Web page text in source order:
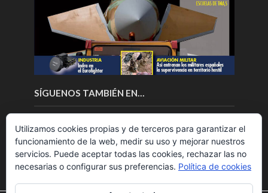
SÍGUENOS TAMBIÉN EN…
Utilizamos cookies propias y de terceros para garantizar el
funcionamiento de la web, medir su uso y mejorar nuestros
servicios. Puede aceptar todas las cookies, rechazar las no
necesarias o configurar sus preferencias. Política de cookies